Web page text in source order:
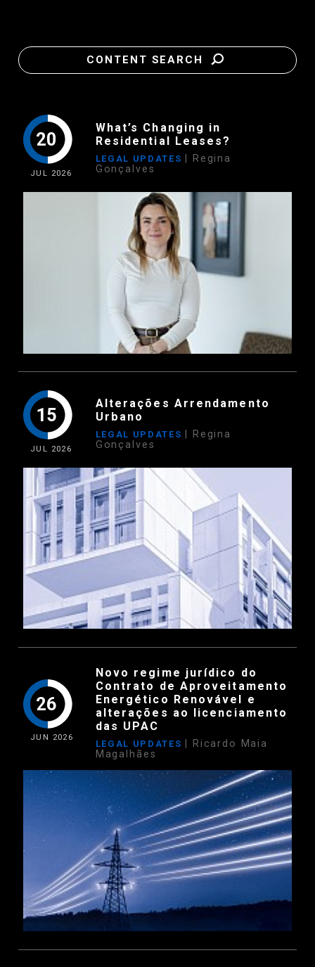
CONTENT SEARCH
20
JUL 2026
What’s Changing in
Residential Leases?
LEGAL UPDATES
| Regina
Gonçalves
15
JUL 2026
Alterações Arrendamento
Urbano
LEGAL UPDATES
| Regina
Gonçalves
26
JUN 2026
Novo regime jurídico do
Contrato de Aproveitamento
Energético Renovável e
alterações ao licenciamento
das UPAC
LEGAL UPDATES
| Ricardo Maia
Magalhães